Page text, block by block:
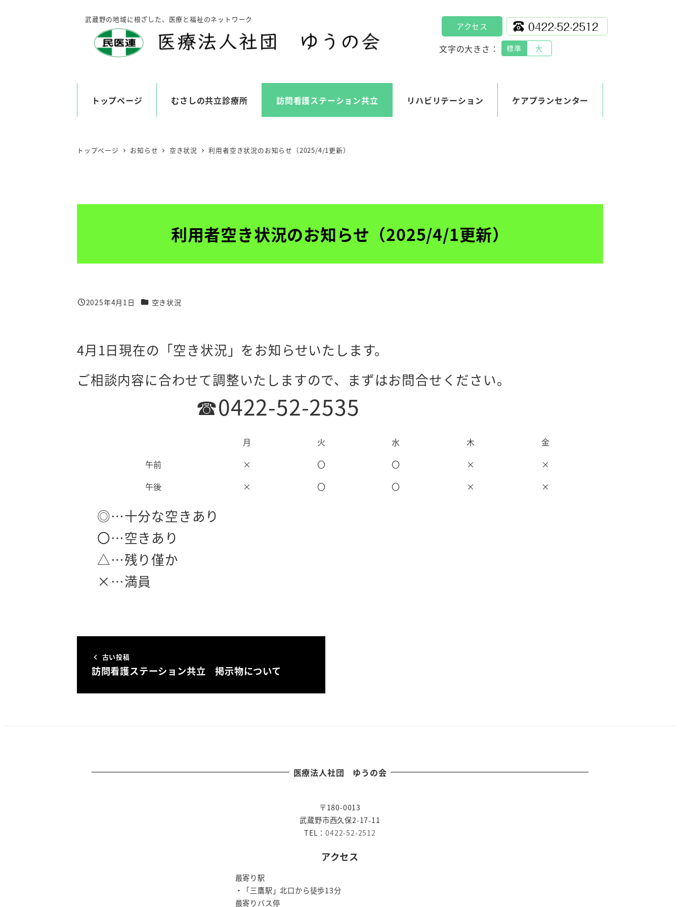
武蔵野の地域に根ざした、医療と福祉のネットワーク
アクセス
文字の大きさ： 標準 大
トップページ むさしの共立診療所 訪問看護ステーション共立 リハビリテーション ケアプランセンター
トップページ お知らせ 空き状況 利用者空き状況のお知らせ（2025/4/1更新）
利用者空き状況のお知らせ（2025/4/1更新）
投稿日
2025年4月1日 カテゴリー
空き状況
4月1日現在の「空き状況」をお知らせいたします。
ご相談内容に合わせて調整いたしますので、まずはお問合せください。
☎0422-52-2535
月 火 水 木
金
午前
× 〇 〇 ×
×
午後
× 〇 〇 × ×
◎…十分な空きあり
〇…空きあり
△…残り僅か
×…満員
古い投稿
訪問看護ステーション共立 掲示物について
医療法人社団 ゆうの会
〒180-0013
武蔵野市西久保2-17-11
TEL：0422-52-2512
アクセス
最寄り駅
・「三鷹駅」北口から徒歩13分
最寄りバス停